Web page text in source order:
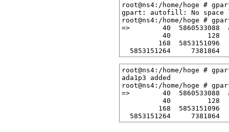
root@ns4:/home/hoge #
gpart: autofill: No space
root@ns4:/home/hoge #
=>        40  5860533088
40         128
168  5853151096
root@ns4:/home/hoge #
ada1p3 added
root@ns4:/home/hoge #
=>        40  5860533088
40         128
168  5853151096